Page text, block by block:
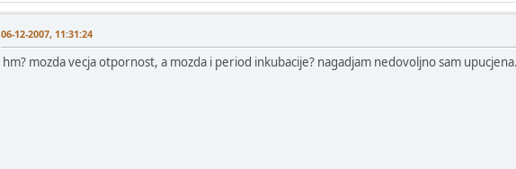
06-12-2007, 11:31:24
hm? mozda vecja otpornost, a mozda i period inkubacije? nagadjam nedovoljno sam